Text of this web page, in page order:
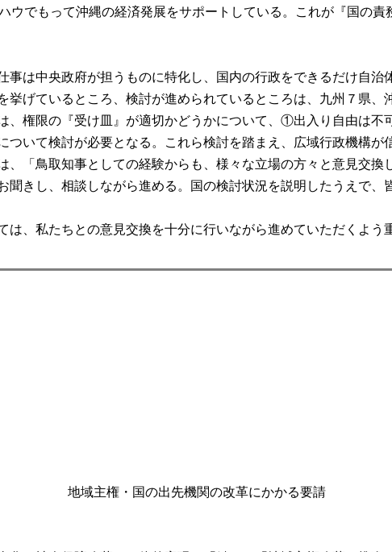
ウでもって沖縄の経済発展をサポートしている。これが『国の
は中央政府が担うものに特化し、国内の行政をできるだけ自治
げているところ、検討が進められているところは、九州７県
、権限の『受け皿』が適切かどうかについて、①出入り自由は
いて検討が必要となる。これら検討を踏まえ、広域行政機構
「鳥取知事としての経験からも、様々な立場の方々と意見交
きし、相談しながら進める。国の検討状況を説明したうえで、
、私たちとの意見交換を十分に行いながら進めていただくよう
地域主権・国の出先機関の改革にかかる要請